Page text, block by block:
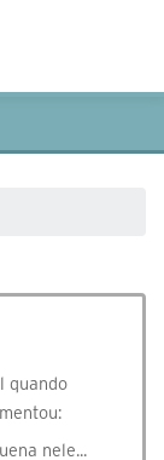
quando
nele...